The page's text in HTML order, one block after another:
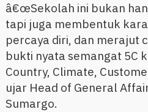
â€œSekolah ini bukan
tapi juga membentuk
percaya diri, dan merajut
bukti nyata semangat 5C
Country, Climate,
ujar Head of General
Sumargo.